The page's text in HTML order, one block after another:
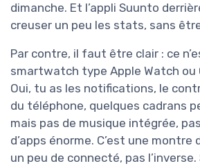
dimanche. Et l’appli Suunto
creuser un peu les stats, sans
Par contre, il faut être clair : ce
smartwatch type Apple Watch ou
Oui, tu as les notifications, le
du téléphone, quelques cadrans
mais pas de musique intégrée,
d’apps énorme. C’est une
un peu de connecté, pas